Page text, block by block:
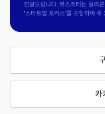
전달드립니다. 뷰스레터는 실리
'스타트업 포커스'를 포함하여 주
카